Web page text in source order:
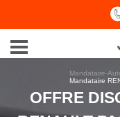
Mandataire-
Mandataire
OFFRE